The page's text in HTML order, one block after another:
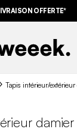
OFFERTE*
Tapis intérieur/